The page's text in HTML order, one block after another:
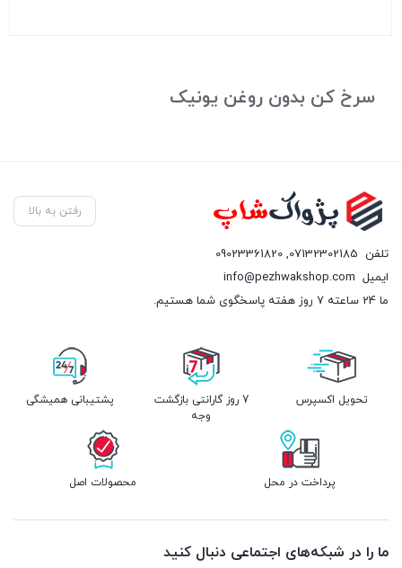
سرخ کن بدون روغن یونیک
رفتن به بالا
تلفن 07132302185
,
09023361820
ایمیل info@pezhwakshop.com
ما 24 ساعته 7 روز هفته پاسخگوی شما هستیم.
تحویل اکسپرس
7 روز گارانتی بازگشت
وجه
پشتیبانی همیشگی
پرداخت در محل محصولات اصل
ما را در شبکه‌های اجتماعی دنبال کنید